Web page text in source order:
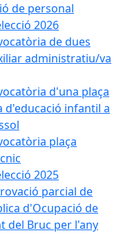
de personal
2026
de dues
administratiu/va
d'una plaça
d'educació infantil a
plaça
2025
parcial de
d'Ocupació de
del Bruc per l'any